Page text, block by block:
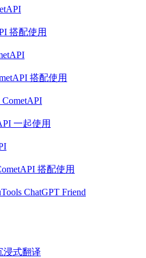
搭配使用
搭配使用
一起使用
搭配使用
ChatGPT Friend
浸式翻译